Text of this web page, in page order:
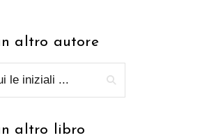
altro autore
altro libro